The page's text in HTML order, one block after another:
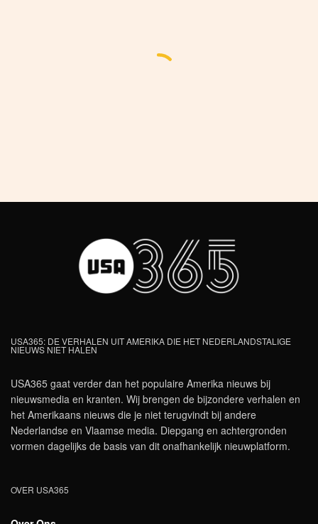
USA365: DE VERHALEN UIT AMERIKA DIE HET NEDERLANDSTALIGE
NIEUWS NIET HALEN
USA365 gaat verder dan het populaire Amerika nieuws bij
nieuwsmedia en kranten. Wij brengen de bijzondere verhalen en
het Amerikaans nieuws die je niet terugvindt bij andere
Nederlandse en Vlaamse media. Diepgang en achtergronden
vormen dagelijks de basis van dit onafhankelijk nieuwplatform.
OVER USA365